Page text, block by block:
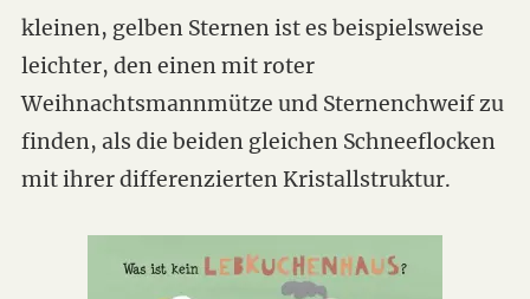
kleinen, gelben Sternen ist es beispielsweise
leichter, den einen mit roter
Weihnachtsmannmütze und Sternenchweif zu
finden, als die beiden gleichen Schneeflocken
mit ihrer differenzierten Kristallstruktur.